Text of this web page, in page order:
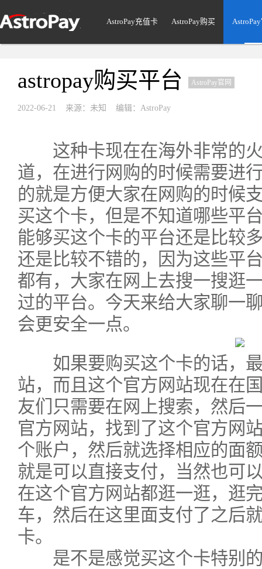
AstroPay充值卡 AstroPay购买
astropay购买平台 AstroPay官网
2022-06-21 来源：未知 编辑：AstroPay
这种卡现在在海外非常的火
道，在进行网购的时候需要进
的就是方便大家在网购的时候
买这个卡，但是不知道哪些平
能够买这个卡的平台还是比较
还是比较不错的，因为这些平
都有，大家在网上去搜一搜逛
过的平台。今天来给大家聊一
会更安全一点。
如果要购买这个卡的话，最
站，而且这个官方网站现在在
友们只需要在网上搜索，然后
官方网站，找到了这个官方网
个账户，然后就选择相应的面
就是可以直接支付，当然也可
在这个官方网站都逛一逛，逛
车，然后在这里面支付了之后
卡。
是不是感觉买这个卡特别的